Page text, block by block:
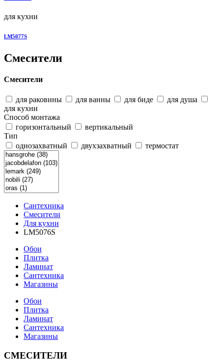
для кухни
LM5077S
Смесители
Смесители
для раковины для ванны для биде
для душа
для кухни
Способ монтажа
горизонтальный
вертикальный
Тип
однозахватный
двухзахватный термостат
Сантехника
Смесители
Для кухни
LM5076S
Обои
Плитка
Ламинат
Сантехника
Магазины
Обои
Плитка
Ламинат
Сантехника
Магазины
СМЕСИТЕЛИ